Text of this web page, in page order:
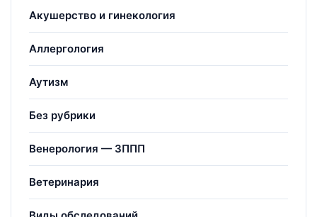
Акушерство и гинекология
Аллергология
Аутизм
Без рубрики
Венерология — ЗППП
Ветеринария